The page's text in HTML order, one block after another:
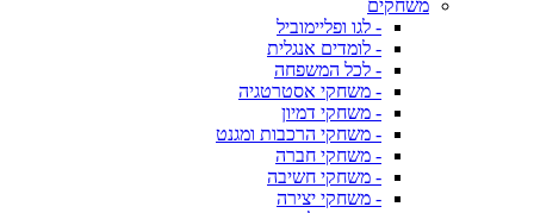
משחקים
- לגו ופליימוביל
- לומדים אנגלית
- לכל המשפחה
- משחקי אסטרטגיה
- משחקי דמיון
- משחקי הרכבות ומגנט
- משחקי חברה
- משחקי חשיבה
- משחקי יצירה